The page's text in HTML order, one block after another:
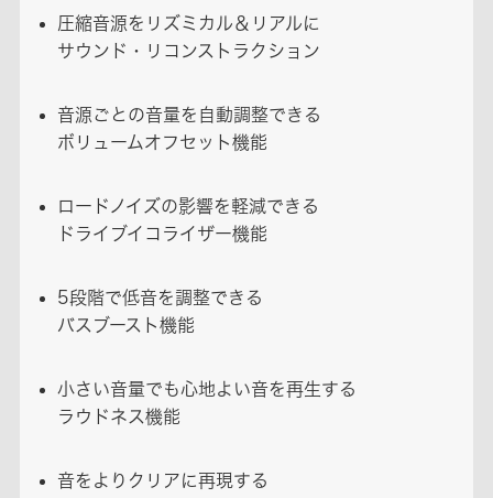
圧縮音源をリズミカル＆リアルに
サウンド・リコンストラクション
音源ごとの音量を自動調整できる
ボリュームオフセット機能
ロードノイズの影響を軽減できる
ドライブイコライザー機能
5段階で低音を調整できる
バスブースト機能
小さい音量でも心地よい音を再生する
ラウドネス機能
音をよりクリアに再現する